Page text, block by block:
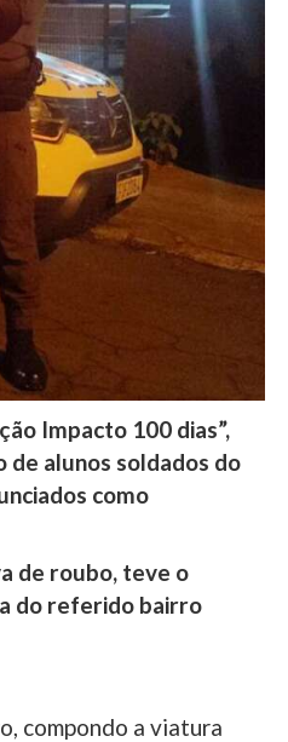
Impacto 100 dias”,
de alunos soldados do
como
de roubo, teve o
do referido bairro
compondo a viatura